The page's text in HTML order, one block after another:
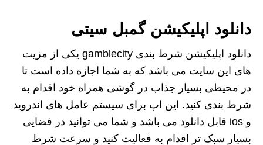
دانلود اپلیکیشن گمبل سیتی
دانلود اپلیکیشن شرط بندی gamblecity یکی از مزیت
های این سایت می باشد که به شما اجازه داده است تا
در محیطی بسیار جذاب در گوشی همراه خود اقدام به
شرط بندی کنید. این اپ برای سیستم عامل های اندروید
و ios قابل دانلود می باشد و شما می توانید در فضایی
بسیار سبک تر اقدام به فعالیت کنید و سرعت شرط